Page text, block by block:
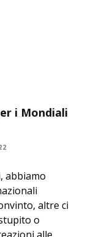
i Mondiali
abbiamo
altre ci
o